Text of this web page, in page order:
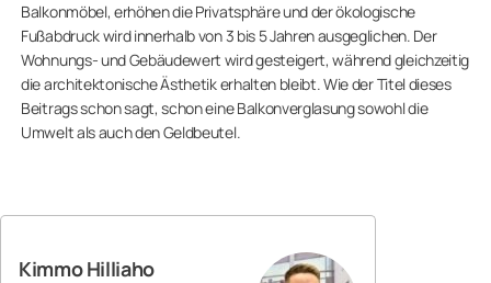
Balkonmöbel, erhöhen die Privatsphäre und der ökologische
Fußabdruck wird innerhalb von 3 bis 5 Jahren ausgeglichen. Der
Wohnungs- und Gebäudewert wird gesteigert, während gleichzeitig
die architektonische Ästhetik erhalten bleibt. Wie der Titel dieses
Beitrags schon sagt, schon eine Balkonverglasung sowohl die
Umwelt als auch den Geldbeutel.
Kimmo Hilliaho